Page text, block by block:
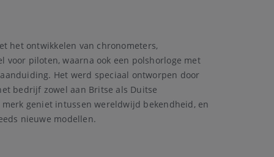
het ontwikkelen van chronometers,
piloten, waarna ook een polshorloge met
Het werd speciaal ontworpen door
bedrijf zowel aan Britse als Duitse
geniet intussen wereldwijd bekendheid, en
nieuwe modellen.